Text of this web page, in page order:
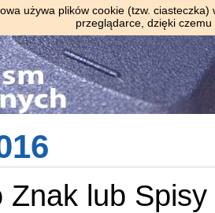
używa plików cookie (tzw.
przeglądarce, dzięki
Znak lub